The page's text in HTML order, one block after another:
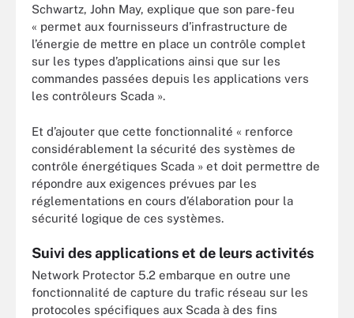
Schwartz, John May, explique que son pare-feu
« permet aux fournisseurs d’infrastructure de
l’énergie de mettre en place un contrôle complet
sur les types d’applications ainsi que sur les
commandes passées depuis les applications vers
les contrôleurs Scada ».
Et d’ajouter que cette fonctionnalité « renforce
considérablement la sécurité des systèmes de
contrôle énergétiques Scada » et doit permettre de
répondre aux exigences prévues par les
réglementations en cours d’élaboration pour la
sécurité logique de ces systèmes.
Suivi des applications et de leurs activités
Network Protector 5.2 embarque en outre une
fonctionnalité de capture du trafic réseau sur les
protocoles spécifiques aux Scada à des fins